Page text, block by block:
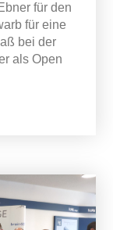
für den
für eine
bei der
als Open